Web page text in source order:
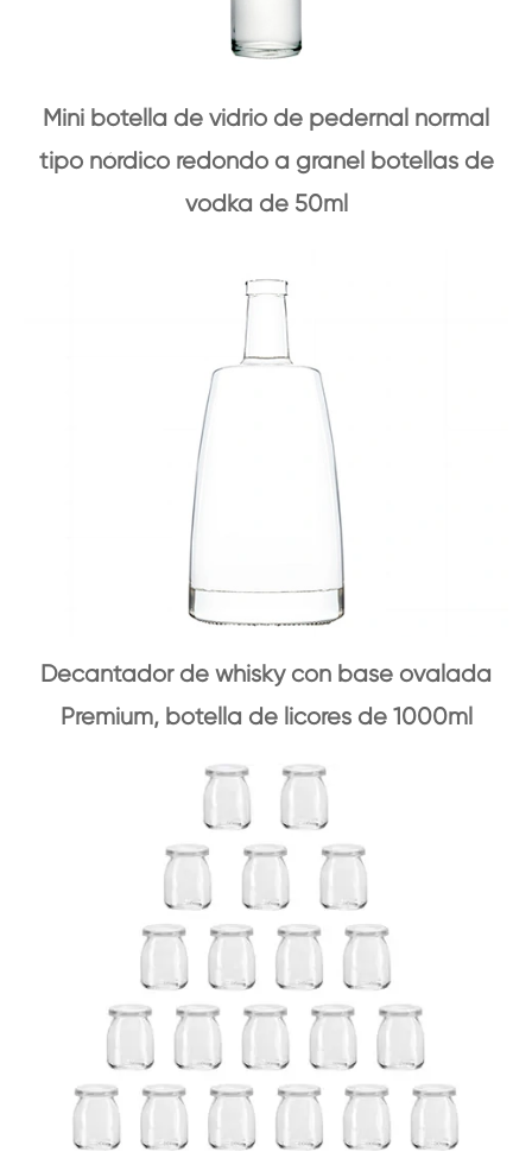
Mini botella de vidrio de pedernal normal
tipo nórdico redondo a granel botellas de
vodka de 50ml
Decantador de whisky con base ovalada
Premium, botella de licores de 1000ml